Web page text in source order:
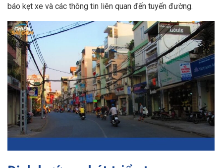
báo kẹt xe và các thông tin liên quan đến tuyến đường.